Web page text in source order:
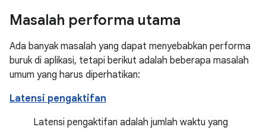
Masalah performa utama
Ada banyak masalah yang dapat menyebabkan performa
buruk di aplikasi, tetapi berikut adalah beberapa masalah
umum yang harus diperhatikan:
Latensi pengaktifan
Latensi pengaktifan adalah jumlah waktu yang